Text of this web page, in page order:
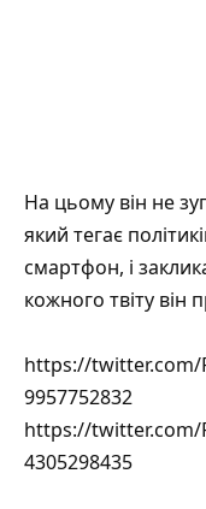
На цьому він не
який тегає
смартфон, і
кожного твіту він
https://twitter.com/
9957752832
https://twitter.com/
4305298435